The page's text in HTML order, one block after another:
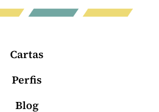
Cartas
Perfis
Blog